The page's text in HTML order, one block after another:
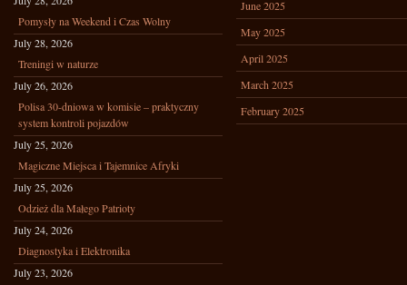
Pomysły na Weekend i Czas Wolny
July 28, 2026
Treningi w naturze
July 26, 2026
Polisa 30-dniowa w komisie – praktyczny
system kontroli pojazdów
July 25, 2026
Magiczne Miejsca i Tajemnice Afryki
July 25, 2026
Odzież dla Małego Patrioty
July 24, 2026
Diagnostyka i Elektronika
July 23, 2026
June 2025
May 2025
April 2025
March 2025
February 2025